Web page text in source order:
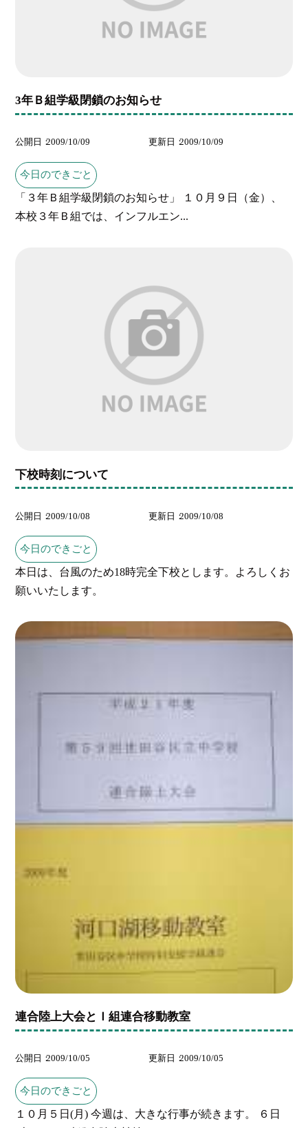
3年Ｂ組学級閉鎖のお知らせ
公開日 2009/10/09 更新日 2009/10/09
今日のできごと
「３年Ｂ組学級閉鎖のお知らせ」 １０月９日（金）、
本校３年Ｂ組では、インフルエン...
下校時刻について
公開日 2009/10/08 更新日 2009/10/08
今日のできごと
本日は、台風のため18時完全下校とします。よろしくお
願いいたします。
連合陸上大会とＩ組連合移動教室
公開日 2009/10/05 更新日 2009/10/05
今日のできごと
１０月５日(月) 今週は、大きな行事が続きます。 ６日